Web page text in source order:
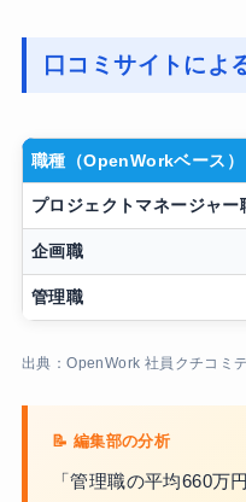
口コミサイトによ
職種（OpenWorkベース）
プロジェクトマネージャー
企画職
管理職
出典：OpenWork 社員クチコミ
「管理職の平均660万